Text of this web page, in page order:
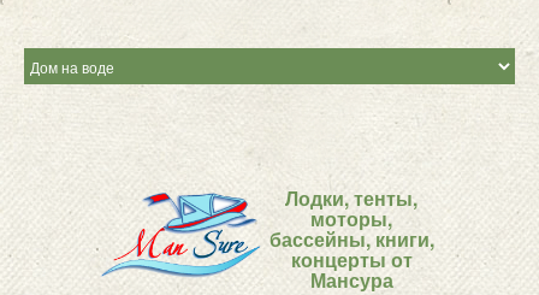
Лодки, тенты,
моторы,
бассейны, книги,
концерты от
Мансура